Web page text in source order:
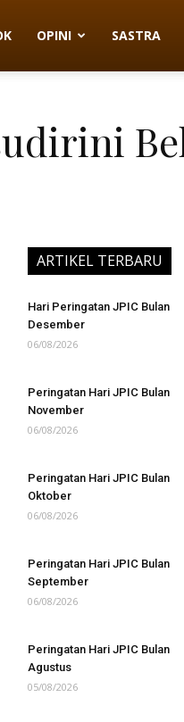
OPINI SASTRA
ARTIKEL TERBARU
Hari Peringatan JPIC Bulan
Desember
06/08/2026
Peringatan Hari JPIC Bulan
November
06/08/2026
Peringatan Hari JPIC Bulan
Oktober
06/08/2026
Peringatan Hari JPIC Bulan
September
06/08/2026
Peringatan Hari JPIC Bulan
Agustus
05/08/2026